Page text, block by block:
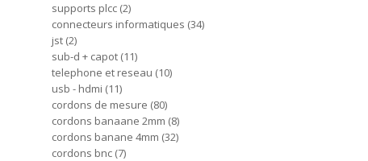
supports plcc 2
connecteurs informatiques 34
jst 2
sub-d + capot 11
telephone et reseau 10
usb - hdmi 11
cordons de mesure 80
cordons banaane 2mm 8
cordons banane 4mm 32
cordons bnc 7